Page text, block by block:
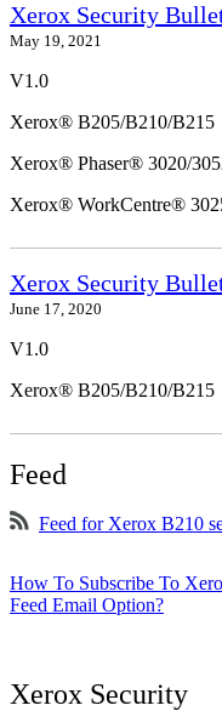
Xerox Security
May 19, 2021
V1.0
Xerox® B205/B210/B215
Xerox® Phaser® 3020/
Xerox® WorkCentre®
Xerox Security
June 17, 2020
V1.0
Xerox® B205/B210/B215
Feed
Feed for Xerox B210
How To Subscribe To
Feed Email Option?
Xerox Security